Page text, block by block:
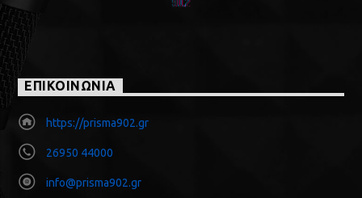
ΕΠΙΚΟΙΝΩΝΙΑ
https://prisma902.gr
26950 44000
info@prisma902.gr